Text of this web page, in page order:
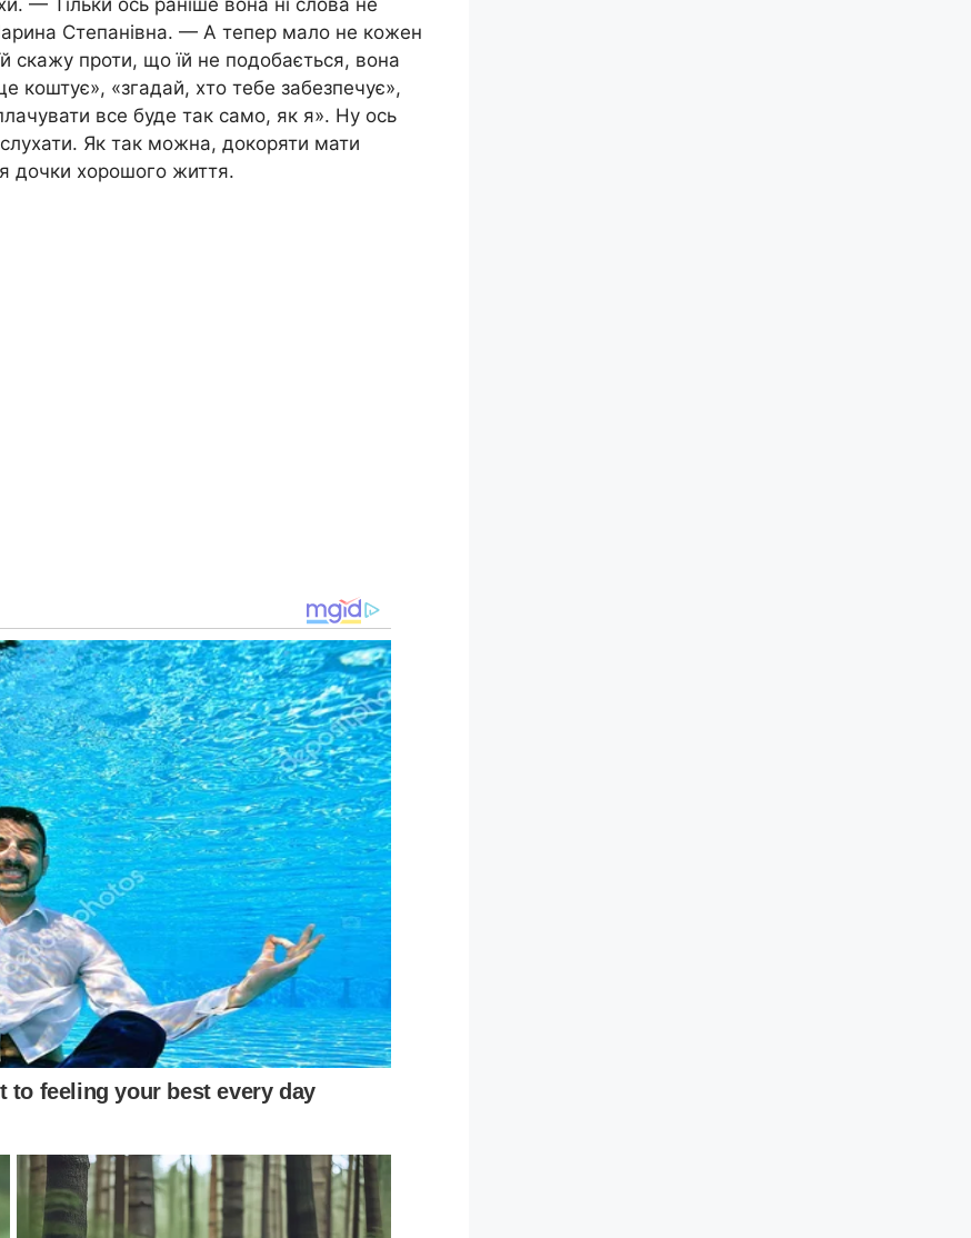
— Тільки ось раніше вона ні слова не
Степанівна. — А тепер мало не кожен
скажу проти, що їй не подобається, вона
коштує», «згадай, хто тебе забезпечує»,
все буде так само, як я». Ну ось
Як так можна, докоряти мати
дочки хорошого життя.